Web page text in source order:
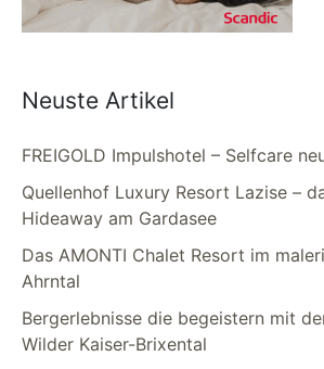
Neuste Artikel
FREIGOLD Impulshotel – Selfcare
Quellenhof Luxury Resort Lazise –
Hideaway am Gardasee
Das AMONTI Chalet Resort im
Ahrntal
Bergerlebnisse die begeistern mit
Wilder Kaiser-Brixental